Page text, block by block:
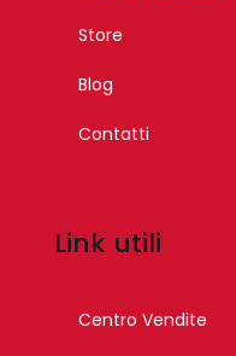
Store
Blog
Contatti
Link utili
Centro Vendite